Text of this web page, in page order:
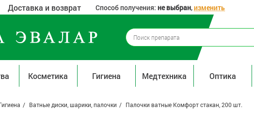
Доставка и возврат Способ получения: не выбран,изменить
Косметика Гигиена Медтехника Оптика
Ватные диски, шарики, палочки Палочки ватные Комфорт стакан, 200 шт.